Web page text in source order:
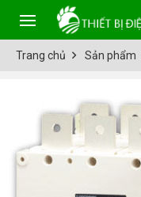
Trang chủ Sản phẩm